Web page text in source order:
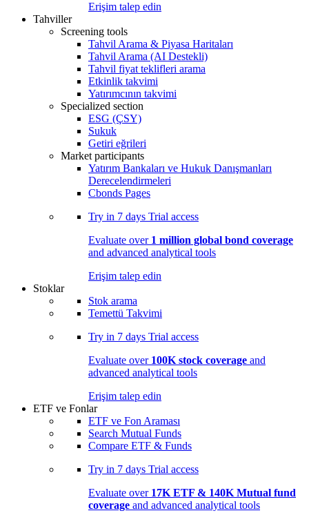
Erişim talep edin
Tahviller
Screening tools
Tahvil Arama & Piyasa Haritaları
Tahvil Arama (AI Destekli)
Tahvil fiyat teklifleri arama
Etkinlik takvimi
Yatırımcının takvimi
Specialized section
ESG (ÇSY)
Sukuk
Getiri eğrileri
Market participants
Yatırım Bankaları ve Hukuk Danışmanları
Derecelendirmeleri
Cbonds Pages
Try in 7 days Trial access
Evaluate over 1 million global bond coverage
and advanced analytical tools
Erişim talep edin
Stoklar
Stok arama
Temettü Takvimi
Try in 7 days Trial access
Evaluate over 100K stock coverage and
advanced analytical tools
Erişim talep edin
ETF ve Fonlar
ETF ve Fon Araması
Search Mutual Funds
Compare ETF & Funds
Try in 7 days Trial access
Evaluate over 17K ETF & 140K Mutual fund
coverage and advanced analytical tools